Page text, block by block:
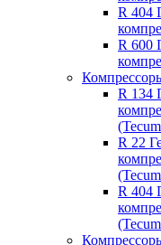
R 404
R 600
R 134
R 22
R 404